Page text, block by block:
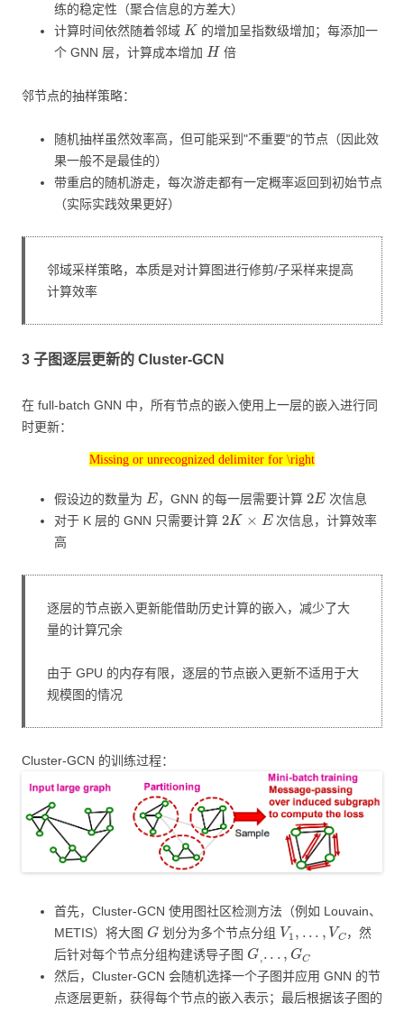
练的稳定性（聚合信息的方差大）
计算时间依然随着邻域 K
的增加呈指数级增加；每添加一
个 GNN 层，计算成本增加 H 倍
邻节点的抽样策略：
随机抽样虽然效率高，但可能采到"不重要"的节点（因此效
果一般不是最佳的）
带重启的随机游走，每次游走都有一定概率返回到初始节点
（实际实践效果更好）
邻域采样策略，本质是对计算图进行修剪/子采样来提高
计算效率
3 子图逐层更新的 Cluster-GCN
在 full-batch GNN 中，所有节点的嵌入使用上一层的嵌入进行同
时更新：
Missing or unrecognized delimiter for \right
假设边的数量为 E，GNN 的每一层需要计算 2 E次信息
对于 K 层的 GNN 只需要计算 2 K×
次信息，计算效率
高
逐层的节点嵌入更新能借助历史计算的嵌入，减少了大
量的计算冗余
由于 GPU 的内存有限，逐层的节点嵌入更新不适用于大
规模图的情况
Cluster-GCN 的训练过程：
首先，Cluster-GCN 使用图社区检测方法（例如 Louvain、
METIS）将大图 G 划分为多个节点分组 V1 VC ，然
后针对每个节点分组构建诱导子图 G C
然后，Cluster-GCN 会随机选择一个子图并应用 GNN 的节
点逐层更新，获得每个节点的嵌入表示；最后根据该子图的